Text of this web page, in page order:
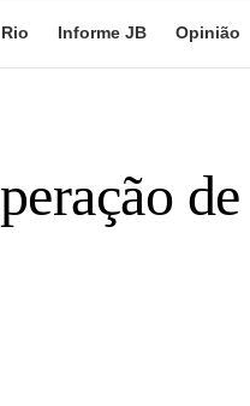
Rio Informe JB Opinião